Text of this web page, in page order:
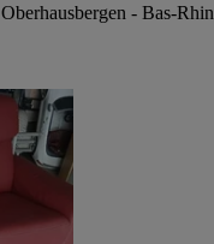
- Bas-Rhin